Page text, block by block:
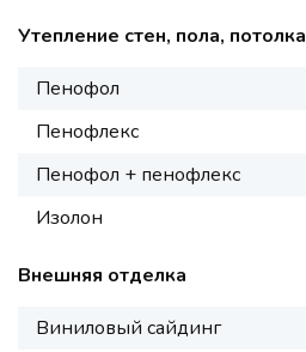
Утепление стен, пола, потолка
Пенофол
Пенофлекс
Пенофол + пенофлекс
Изолон
Внешняя отделка
Виниловый сайдинг